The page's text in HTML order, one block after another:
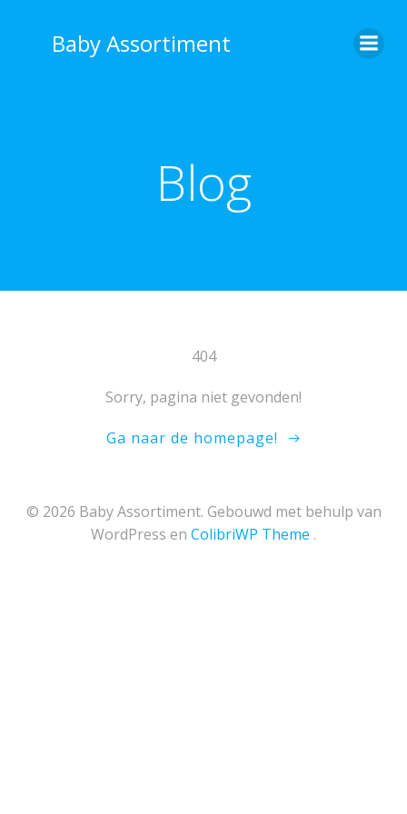
de
Baby Assortiment
Blog
404
Sorry, pagina niet gevonden!
Ga naar de homepage!
© 2026 Baby Assortiment. Gebouwd met behulp van
WordPress en ColibriWP Theme .